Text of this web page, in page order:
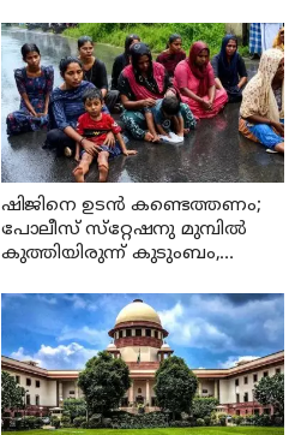
ഷിജിനെ ഉടന്‍ കണ്ടെത്തണം;
പോലീസ് സ്‌റ്റേഷനു മുമ്പില്‍
കുത്തിയിരുന്ന് കുടുംബം,
അവസാനിപ്പിച്ചു